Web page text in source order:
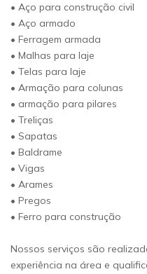
• Aço para construção civil
• Aço armado
• Ferragem armada
• Malhas para laje
• Telas para laje
• Armação para colunas
• armação para pilares
• Treliças
• Sapatas
• Baldrame
• Vigas
• Arames
• Pregos
• Ferro para construção
Nossos serviços são
experiência na área e